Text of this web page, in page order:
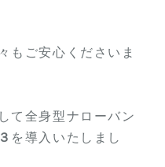
もご安心くださいま
て全身型ナローバン
を導入いたしまし